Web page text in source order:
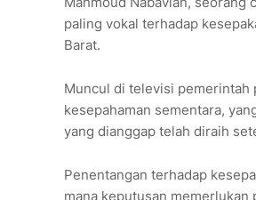
paling vokal terhadap
Barat.
Muncul di televisi pemerintah
kesepahaman sementara,
yang dianggap telah diraih
Penentangan terhadap
mana keputusan